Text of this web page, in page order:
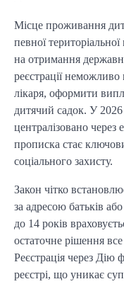
Місце проживання
певної
на отримання
реєстрації
лікаря, оформити
дитячий садок. У
централізовано через
прописка стає
соціального захисту.
Закон чітко
за адресою батьків
до 14 років
остаточне рішення
Реєстрація через
реєстрі, що уникає